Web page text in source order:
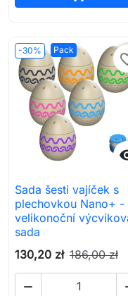
-30% Pack
Sada šesti vajíček s
plechovkou Nano+ -
velikonoční
sada
130,20 zł 186,00 zł
